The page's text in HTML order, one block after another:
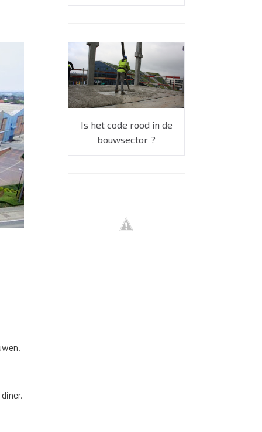
Is het code rood in de
bouwsector ?